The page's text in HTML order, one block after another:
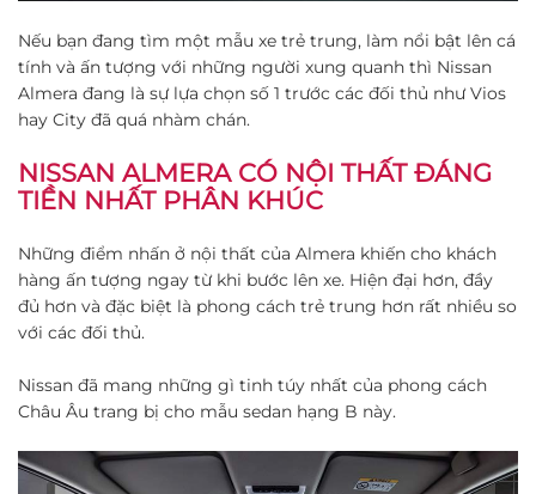
Nếu bạn đang tìm một mẫu xe trẻ trung, làm nổi bật lên cá
tính và ấn tượng với những người xung quanh thì Nissan
Almera đang là sự lựa chọn số 1 trước các đối thủ như Vios
hay City đã quá nhàm chán.
NISSAN ALMERA CÓ NỘI THẤT ĐÁNG
TIỀN NHẤT PHÂN KHÚC
Những điểm nhấn ở nội thất của Almera khiến cho khách
hàng ấn tượng ngay từ khi bước lên xe. Hiện đại hơn, đầy
đủ hơn và đặc biệt là phong cách trẻ trung hơn rất nhiều so
với các đối thủ.
Nissan đã mang những gì tinh túy nhất của phong cách
Châu Âu trang bị cho mẫu sedan hạng B này.